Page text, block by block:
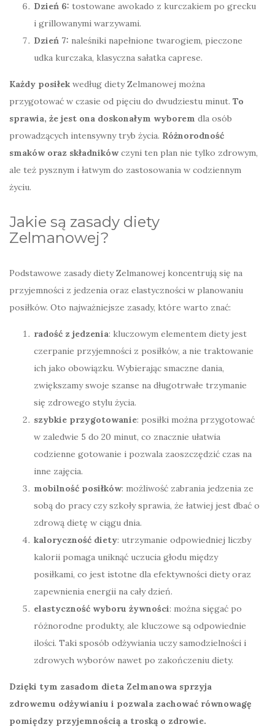
Dzień 6: tostowane awokado z kurczakiem po grecku
i grillowanymi warzywami.
Dzień 7: naleśniki napełnione twarogiem, pieczone
udka kurczaka, klasyczna sałatka caprese.
Każdy posiłek według diety Zelmanowej można
przygotować w czasie od pięciu do dwudziestu minut. To
sprawia, że jest ona doskonałym wyborem dla osób
prowadzących intensywny tryb życia. Różnorodność
smaków oraz składników czyni ten plan nie tylko zdrowym,
ale też pysznym i łatwym do zastosowania w codziennym
życiu.
Jakie są zasady diety
Zelmanowej?
Podstawowe zasady diety Zelmanowej koncentrują się na
przyjemności z jedzenia oraz elastyczności w planowaniu
posiłków. Oto najważniejsze zasady, które warto znać:
radość z jedzenia: kluczowym elementem diety jest
czerpanie przyjemności z posiłków, a nie traktowanie
ich jako obowiązku. Wybierając smaczne dania,
zwiększamy swoje szanse na długotrwałe trzymanie
się zdrowego stylu życia.
szybkie przygotowanie: posiłki można przygotować
w zaledwie 5 do 20 minut, co znacznie ułatwia
codzienne gotowanie i pozwala zaoszczędzić czas na
inne zajęcia.
mobilność posiłków: możliwość zabrania jedzenia ze
sobą do pracy czy szkoły sprawia, że łatwiej jest dbać o
zdrową dietę w ciągu dnia.
kaloryczność diety: utrzymanie odpowiedniej liczby
kalorii pomaga uniknąć uczucia głodu między
posiłkami, co jest istotne dla efektywności diety oraz
zapewnienia energii na cały dzień.
elastyczność wyboru żywności: można sięgać po
różnorodne produkty, ale kluczowe są odpowiednie
ilości. Taki sposób odżywiania uczy samodzielności i
zdrowych wyborów nawet po zakończeniu diety.
Dzięki tym zasadom dieta Zelmanowa sprzyja
zdrowemu odżywianiu i pozwala zachować równowagę
pomiędzy przyjemnością a troską o zdrowie.